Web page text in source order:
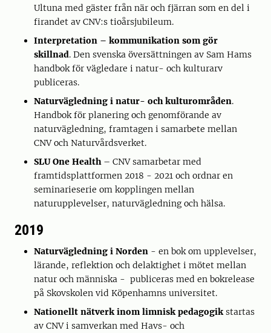
Ultuna med gäster från när och fjärran som en del i
firandet av CNV:s tioårsjubileum.
Interpretation – kommunikation som gör
skillnad. Den svenska översättningen av Sam Hams
handbok för vägledare i natur- och kulturarv
publiceras.
Naturvägledning i natur- och kulturområden.
Handbok för planering och genomförande av
naturvägledning, framtagen i samarbete mellan
CNV och Naturvårdsverket.
SLU One Health– CNV samarbetar med
framtidsplattformen 2018 - 2021 och ordnar en
seminarieserie om kopplingen mellan
naturupplevelser, naturvägledning och hälsa.
2019
Naturvägledning i Norden - en bok om upplevelser,
lärande, reflektion och delaktighet i mötet mellan
natur och människa - publiceras med en bokrelease
på Skovskolen vid Köpenhamns universitet.
Nationellt nätverk inom limnisk pedagogikstartas
av CNV i samverkan med Havs- och